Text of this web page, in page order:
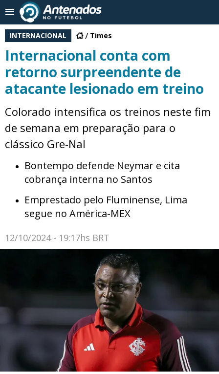
INTERNACIONAL Times
Internacional conta com
retorno surpreendente de
atacante lesionado em treino
Colorado intensifica os treinos neste fim
de semana em preparação para o
clássico Gre-Nal
Bontempo defende Neymar e cita
cobrança interna no Santos
Emprestado pelo Fluminense, Lima
segue no América-MEX
12/10/2024 - 19:17hs BRT